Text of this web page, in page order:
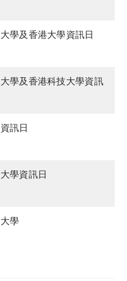
學及香港大學資訊日
學及香港科技大學資訊
訊日
學資訊日
學